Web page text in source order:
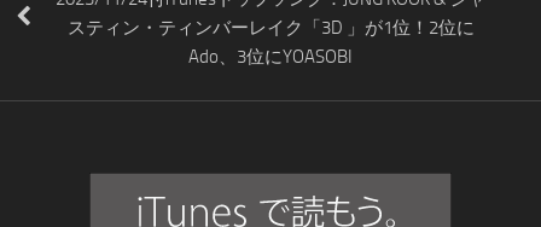
スティン・ティンバーレイク「3D 」が1位！2位に
Ado、3位にYOASOBI